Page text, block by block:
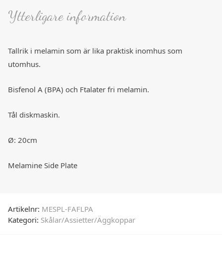
Ytterligare information
Tallrik i melamin som är lika praktisk inomhus som
utomhus.
Bisfenol A (BPA) och Ftalater fri melamin.
Tål diskmaskin.
Ø: 20cm
Melamine Side Plate
Artikelnr: MESPL-FAFLPA
Kategori: Skålar/Assietter/Äggkoppar